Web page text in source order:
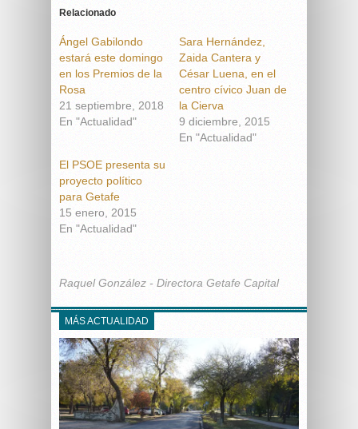
Relacionado
Ángel Gabilondo
estará este domingo
en los Premios de la
Rosa
21 septiembre, 2018
En "Actualidad"
Sara Hernández,
Zaida Cantera y
César Luena, en el
centro cívico Juan de
la Cierva
9 diciembre, 2015
En "Actualidad"
El PSOE presenta su
proyecto político
para Getafe
15 enero, 2015
En "Actualidad"
Raquel González - Directora Getafe Capital
MÁS ACTUALIDAD